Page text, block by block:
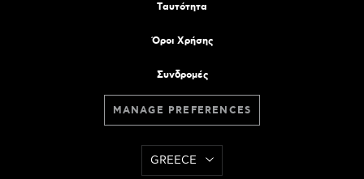
Tαυτότητα
Όροι Χρήσης
Συνδρομές
MANAGE PREFERENCES
GREECE